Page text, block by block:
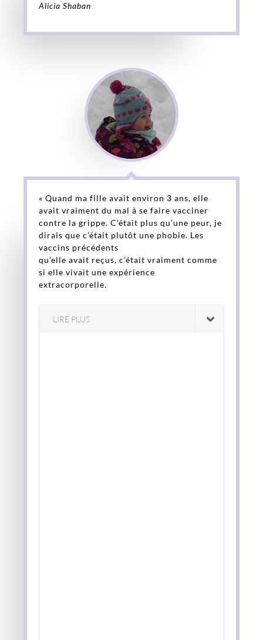
Alicia Shaban
« Quand ma fille avait environ 3 ans, elle
avait vraiment du mal à se faire vacciner
contre la grippe. C’était plus qu’une peur, je
dirais que c’était plutôt une phobie. Les
vaccins précédents
qu’elle avait reçus, c’était vraiment comme
si elle vivait une expérience
extracorporelle.
LIRE PLUS